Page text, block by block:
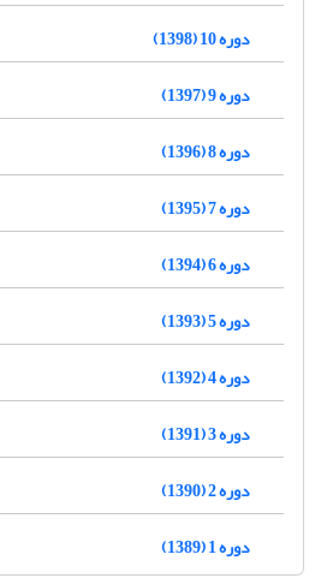
دوره 10 (1398)
دوره 9 (1397)
دوره 8 (1396)
دوره 7 (1395)
دوره 6 (1394)
دوره 5 (1393)
دوره 4 (1392)
دوره 3 (1391)
دوره 2 (1390)
دوره 1 (1389)